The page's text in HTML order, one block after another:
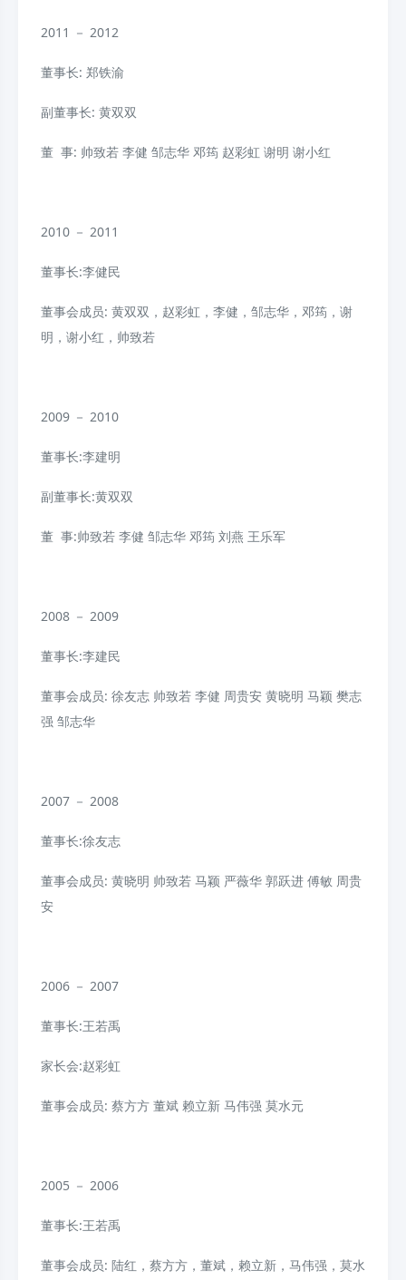
2011 － 2012
董事长: 郑铁渝
副董事长: 黄双双
董 事: 帅致若 李健 邹志华 邓筠 赵彩虹 谢明 谢小红
2010 － 2011
董事长:李健民
董事会成员: 黄双双，赵彩虹，李健，邹志华，邓筠，谢
明，谢小红，帅致若
2009 － 2010
董事长:李建明
副董事长:黄双双
董 事:帅致若 李健 邹志华 邓筠 刘燕 王乐军
2008 － 2009
董事长:李建民
董事会成员: 徐友志 帅致若 李健 周贵安 黄晓明 马颖 樊志
强 邹志华
2007 － 2008
董事长:徐友志
董事会成员: 黄晓明 帅致若 马颖 严薇华 郭跃进 傅敏 周贵
安
2006 － 2007
董事长:王若禹
家长会:赵彩虹
董事会成员: 蔡方方 董斌 赖立新 马伟强 莫水元
2005 － 2006
董事长:王若禹
董事会成员: 陆红，蔡方方，董斌，赖立新，马伟强，莫水